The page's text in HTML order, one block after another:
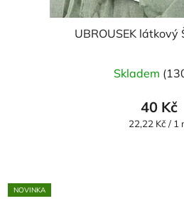
UBROUSEK látkový
Skladem
40 Kč
Měrná
22,22 Kč / 1
NOVINKA